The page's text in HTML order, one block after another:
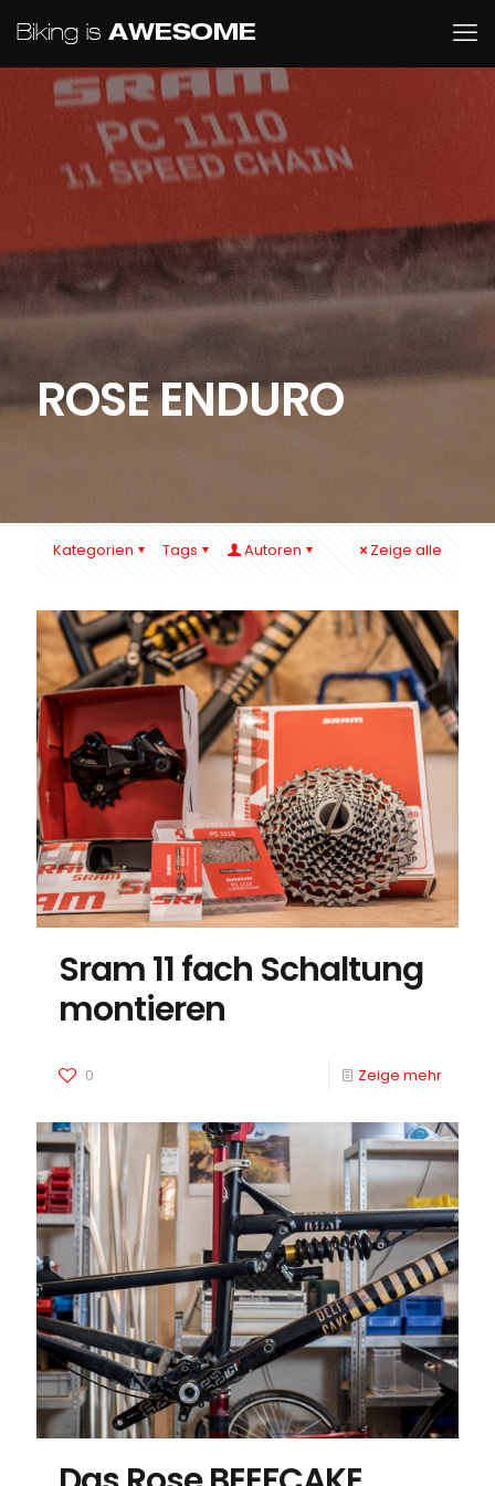
ROSE ENDURO
Kategorien Tags Autoren Zeige alle
Sram 11 fach Schaltung
montieren
0 Zeige mehr